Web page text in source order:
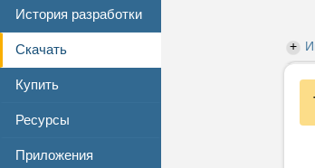
История разработки
Скачать
Купить
Ресурсы
Приложения